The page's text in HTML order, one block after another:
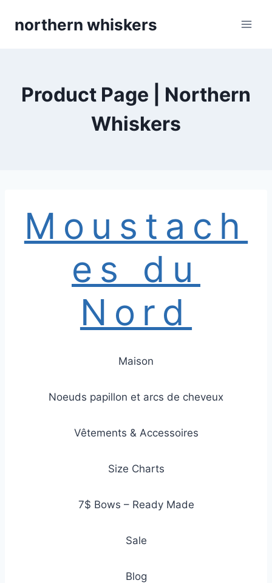
northern whiskers
Product Page | Northern
Whiskers
Moustach
es du
Nord
Maison
Noeuds papillon et arcs de cheveux
Vêtements & Accessoires
Size Charts
7$ Bows – Ready Made
Sale
Blog